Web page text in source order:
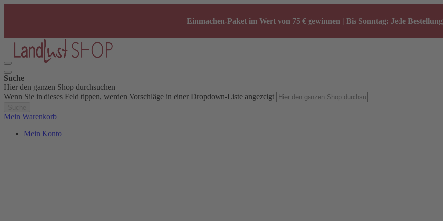
Einmachen-Paket im Wert von 75 € gewinnen | Bis Sonntag: Jede
Suche
Hier den ganzen Shop durchsuchen
Wenn Sie in dieses Feld tippen, werden Vorschläge in einer Dropdown-Liste angezeigt
Mein Warenkorb
Mein Konto